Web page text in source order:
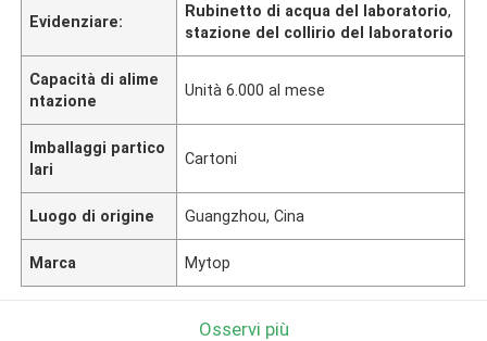
Evidenziare:
Rubinetto di acqua del laboratorio,
stazione del collirio del laboratorio
Capacità di alime
ntazione
Unità 6.000 al mese
Imballaggi partico
lari
Cartoni
Luogo di origine Guangzhou, Cina
Marca Mytop
Osservi più